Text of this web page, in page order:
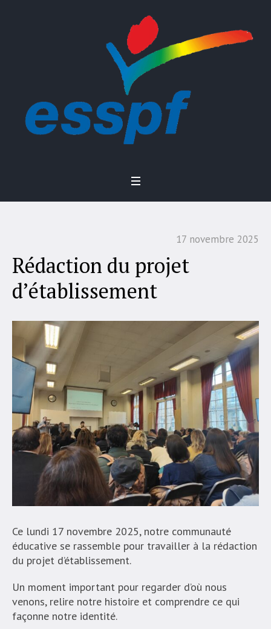
17 novembre 2025
Rédaction du projet
d’établissement
Ce lundi 17 novembre 2025, notre communauté
éducative se rassemble pour travailler à la rédaction
du projet d’établissement.
Un moment important pour regarder d’où nous
venons, relire notre histoire et comprendre ce qui
façonne notre identité.